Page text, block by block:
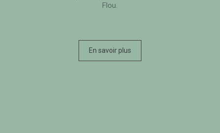
Flou.
En savoir plus